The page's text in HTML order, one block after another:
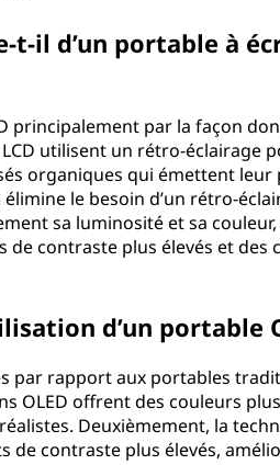
t-il d’un portable à
principalement par la façon
utilisent un rétro-éclairage
organiques qui émettent
le besoin d’un rétro-
sa luminosité et sa
contraste plus élevés et des
d’un portable
par rapport aux portables
OLED offrent des couleurs
Deuxièmement, la
de contraste plus élevés,